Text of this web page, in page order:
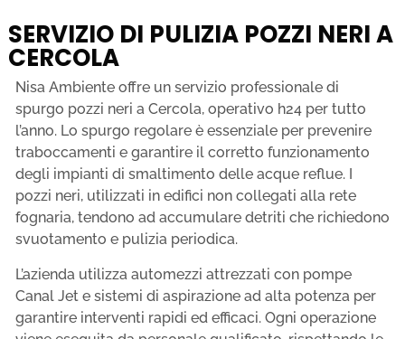
SERVIZIO DI PULIZIA POZZI NERI A
CERCOLA
Nisa Ambiente offre un servizio professionale di
spurgo pozzi neri a Cercola, operativo h24 per tutto
l’anno. Lo spurgo regolare è essenziale per prevenire
traboccamenti e garantire il corretto funzionamento
degli impianti di smaltimento delle acque reflue. I
pozzi neri, utilizzati in edifici non collegati alla rete
fognaria, tendono ad accumulare detriti che richiedono
svuotamento e pulizia periodica.
L’azienda utilizza automezzi attrezzati con pompe
Canal Jet e sistemi di aspirazione ad alta potenza per
garantire interventi rapidi ed efficaci. Ogni operazione